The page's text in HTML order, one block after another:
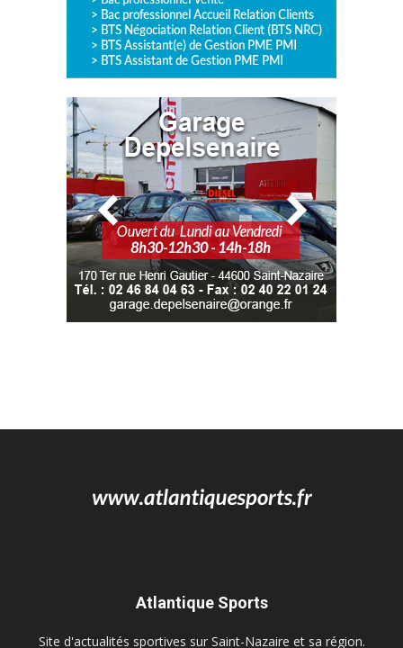
Atlantique Sports
Site d'actualités sportives sur Saint-Nazaire et sa région.